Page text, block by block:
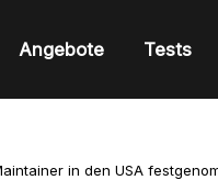
Angebote Tests
in den USA